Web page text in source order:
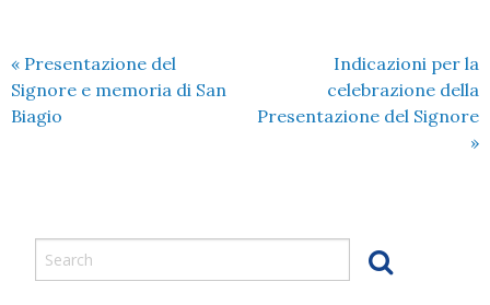
« Presentazione del
Signore e memoria di San
Biagio
Indicazioni per la
celebrazione della
Presentazione del Signore
»